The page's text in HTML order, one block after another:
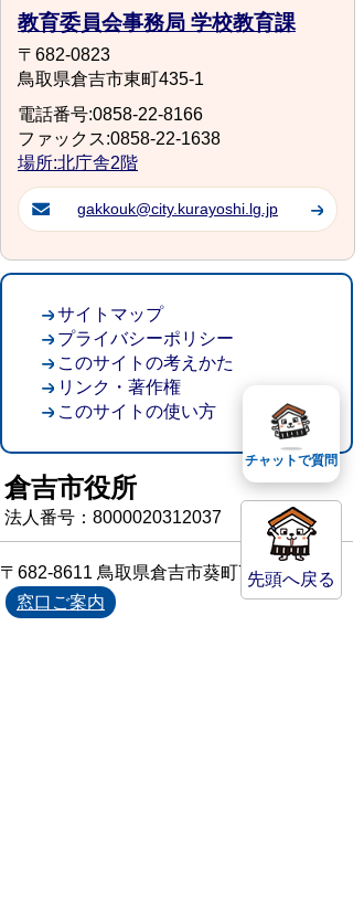
教育委員会事務局 学校教育課
〒682-0823
鳥取県倉吉市東町435-1
電話番号:0858-22-8166
ファックス:0858-22-1638
場所:北庁舎2階
gakkouk@city.kurayoshi.lg.jp
先頭へ戻る
サイトマップ
プライバシーポリシー
このサイトの考えかた
リンク・著作権
このサイトの使い方
倉吉市役所
法人番号：8000020312037
〒682-8611 鳥取県倉吉市葵町722
窓口ご案内
チャットで質問